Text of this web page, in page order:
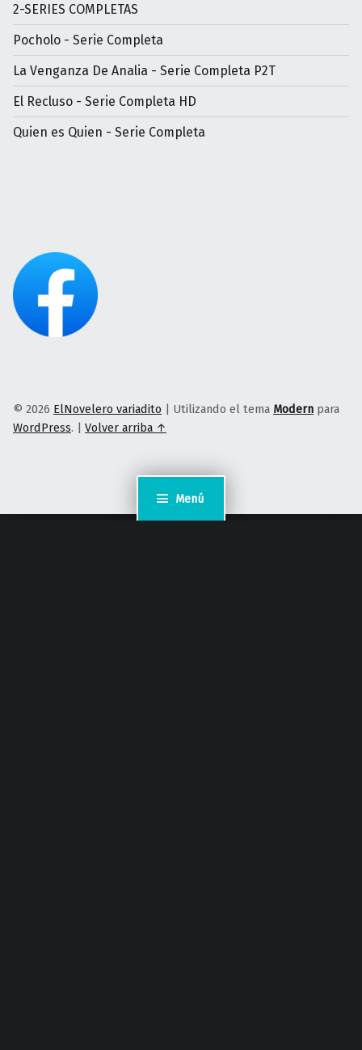
Menú
2-SERIES COMPLETAS
Pocholo - Serie Completa
La Venganza De Analia - Serie Completa P2T
El Recluso - Serie Completa HD
Quien es Quien - Serie Completa
© 2026 ElNovelero variadito Utilizando el tema Modern para
WordPress. Volver arriba ↑